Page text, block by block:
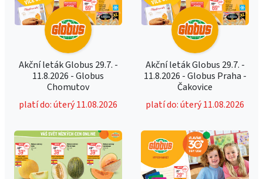
Akční leták Globus 29.7. -
11.8.2026 - Globus
Chomutov
platí do: úterý 11.08.2026
Akční leták Globus 29.7. -
11.8.2026 - Globus Praha -
Čakovice
platí do: úterý 11.08.2026